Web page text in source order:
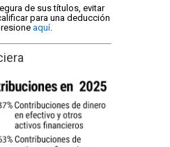
de sus títulos, evitar
para una deducción
aquí.